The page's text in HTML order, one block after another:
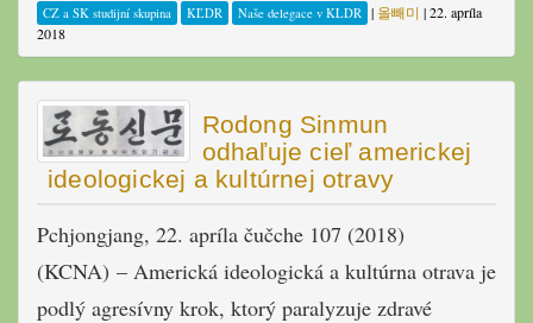
CZ a SK studijní skupina KĽDR Naše delegace v KLDR | 올빼미 |22. apríla
2018
Rodong Sinmun
odhaľuje cieľ americkej
ideologickej a kultúrnej otravy
Pchjongjang, 22. apríla čučche 107 (2018)
(KCNA) – Americká ideologická a kultúrna otrava je
podlý agresívny krok, ktorý paralyzuje zdravé